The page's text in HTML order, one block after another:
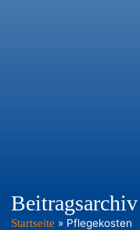
Beitragsarchiv
Startseite » Pflegekosten